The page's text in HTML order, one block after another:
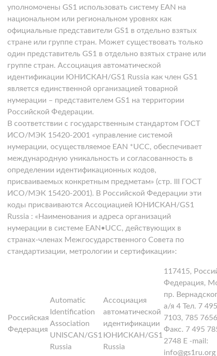
уполномочены GS1 использовать систему EAN на
национальном или региональном уровнях как
официальные представители GS1 в отдельно взятых
стране или группе стран. Может существовать только
один представитель GS1 в отдельно взятых стране или
группе стран. Ассоциация автоматической
идентификации ЮНИСКАН/GS1 Russia как член GS1
является единственной организацией товарной
нумерации – представителем GS1 на территории
Российской Федерации.
В соответствии с государственным стандартом ГОСТ
ИСО/МЭК 15420-2001 «управление системой
нумерации, осуществляемое EAN *UCC, обеспечивает
международную уникальность и согласованность в
определении идентификационных кодов,
присваиваемых конкретным предметам» (стр. III ГОСТ
ИСО/МЭК 15420-2001). В Российской Федерации эти
коды присваиваются Ассоциацией ЮНИСКАН/GS1
Russia : «Наименования и адреса организаций
нумерации в системе EAN•UCC, действующих в
странах-членах Межгосударственного Совета по
стандартизации, метрологии и сертификации»:
Российская
Федерация
Automatic
Identification
Association
UNISCAN/GS1
Russia
Ассоциация
автоматической
идентификации
ЮНИСКАН/GS1
Russia
117415,
Федерация,
пр.
а/я 4 Тел. 7
7103, 785 7656
Факс. 7 495
2748 E -mail:
info@gs1ru.org